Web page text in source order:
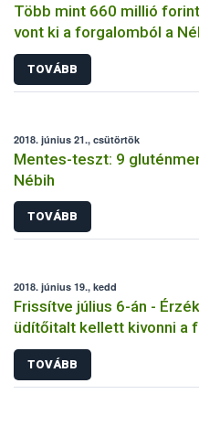
Több mint 660 millió
vont ki a forgalomból a
TOVÁBB
2018. június 21., csütörtök
Mentes-teszt: 9
Nébih
TOVÁBB
2018. június 19., kedd
Frissítve július 6-án -
üdítőitalt kellett kivonni a
TOVÁBB